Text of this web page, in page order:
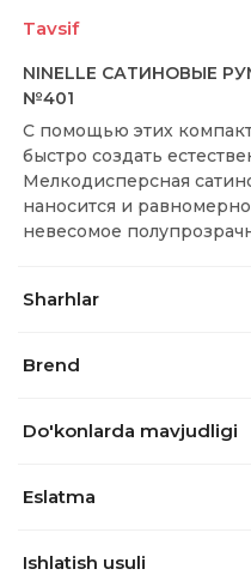
Tavsif
NINELLE САТИНОВЫЕ
№401
С помощью этих
быстро создать
Мелкодисперсная
наносится и
невесомое
Sharhlar
Brend
Do'konlarda mavjudligi
Eslatma
Ishlatish usuli